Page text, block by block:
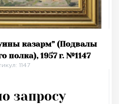
казарм” (Подвалы
полка), 1957 г. №1147
1147
запросу